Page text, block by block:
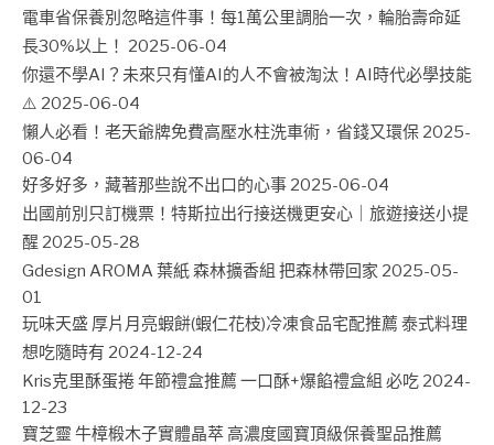
電車省保養別忽略這件事！每1萬公里調胎一次，輪胎壽命延
長30%以上！ 2025-06-04
你還不學AI？未來只有懂AI的人不會被淘汰！AI時代必學技能
⚠️ 2025-06-04
懶人必看！老天爺牌免費高壓水柱洗車術，省錢又環保 2025-
06-04
好多好多，藏著那些說不出口的心事 2025-06-04
出國前別只訂機票！特斯拉出行接送機更安心｜旅遊接送小提
醒 2025-05-28
Gdesign AROMA 葉紙 森林擴香組 把森林帶回家 2025-05-
01
玩味天盛 厚片月亮蝦餅(蝦仁花枝)冷凍食品宅配推薦 泰式料理
想吃隨時有 2024-12-24
Kris克里酥蛋捲 年節禮盒推薦 一口酥+爆餡禮盒組 必吃 2024-
12-23
寶芝靈 牛樟椴木子實體晶萃 高濃度國寶頂級保養聖品推薦